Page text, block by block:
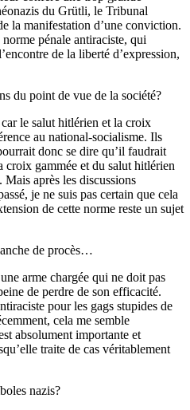
du Grütli, le Tribunal
la manifestation d’une conviction.
pénale antiraciste, qui
de la liberté d’expression,
du point de vue de la société?
le salut hitlérien et la croix
au national-socialisme. Ils
donc se dire qu’il faudrait
gammée et du salut hitlérien
Mais après les discussions
je ne suis pas certain que cela
de cette norme reste un sujet
de procès…
arme chargée qui ne doit pas
de perdre de son efficacité.
pour les gags stupides de
cela me semble
absolument importante et
traite de cas véritablement
nazis?